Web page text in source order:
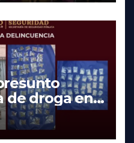
de droga en
detenidos